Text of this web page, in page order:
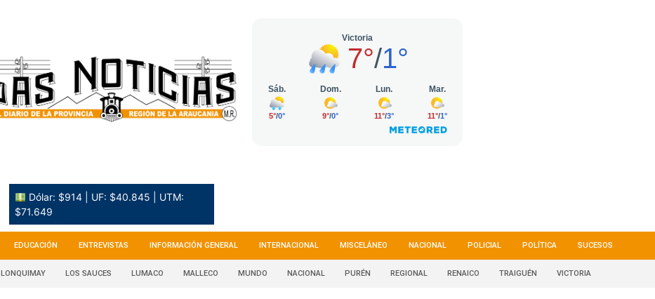
Dólar: $914 | UF: $40.845 | UTM:
$71.649
EDUCACIÓN ENTREVISTAS INFORMACIÓN GENERAL INTERNACIONAL MISCELÁNEO NACIONAL POLICIAL POLÍTICA SUCESOS
LONQUIMAY LOS SAUCES LUMACO MALLECO MUNDO NACIONAL PURÉN REGIONAL RENAICO TRAIGUÉN VICTORIA